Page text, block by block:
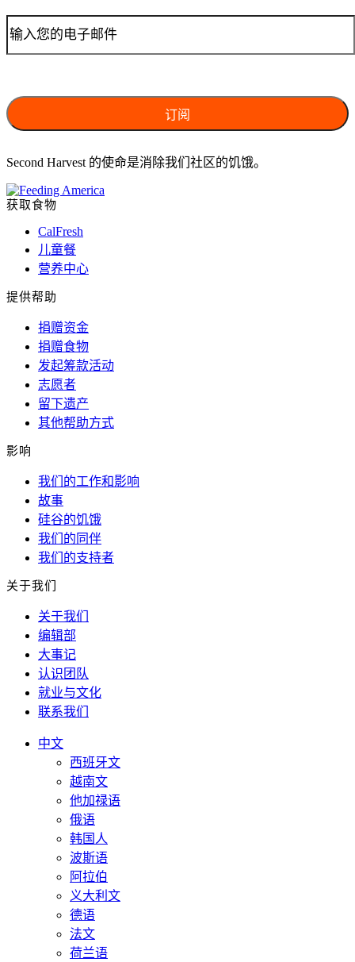
Second Harvest 的使命是消除我们社区的饥饿。
获取食物
CalFresh
儿童餐
营养中心
提供帮助
捐赠资金
捐赠食物
发起筹款活动
志愿者
留下遗产
其他帮助方式
影响
我们的工作和影响
故事
硅谷的饥饿
我们的同伴
我们的支持者
关于我们
关于我们
编辑部
大事记
认识团队
就业与文化
联系我们
中文
西班牙文
越南文
他加禄语
俄语
韩国人
波斯语
阿拉伯
义大利文
德语
法文
荷兰语